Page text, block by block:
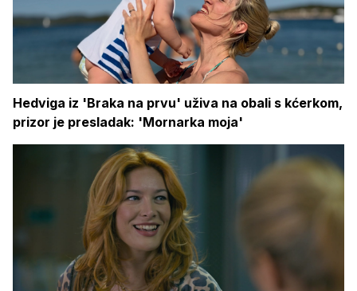
Hedviga iz 'Braka na prvu' uživa na obali s kćerkom,
prizor je presladak: 'Mornarka moja'